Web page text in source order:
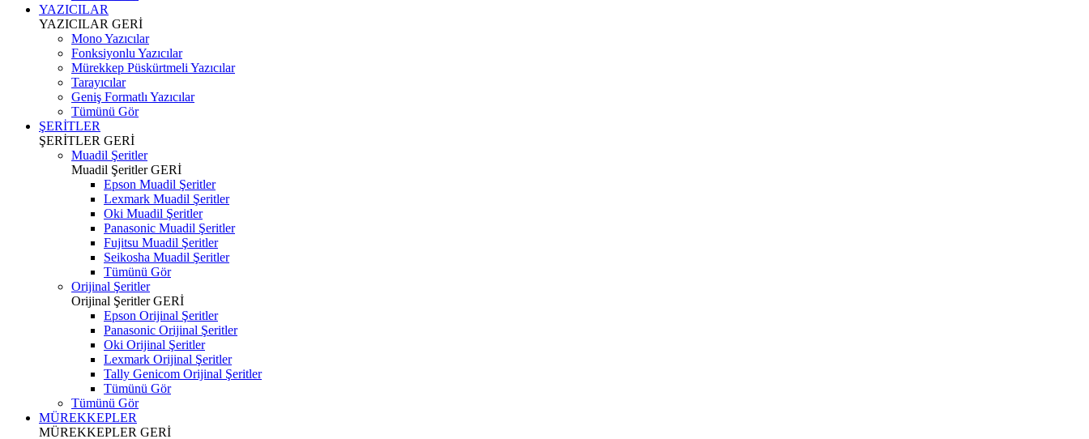
YAZICILAR
YAZICILAR GERİ
Mono Yazıcılar
Fonksiyonlu Yazıcılar
Mürekkep Püskürtmeli Yazıcılar
Tarayıcılar
Geniş Formatlı Yazıcılar
Tümünü Gör
ŞERİTLER
ŞERİTLER GERİ
Muadil Şeritler
Muadil ŞeritlerGERİ
Epson Muadil Şeritler
Lexmark Muadil Şeritler
Oki Muadil Şeritler
Panasonic Muadil Şeritler
Fujitsu Muadil Şeritler
Seikosha Muadil Şeritler
Tümünü Gör
Orijinal Şeritler
Orijinal ŞeritlerGERİ
Epson Orijinal Şeritler
Panasonic Orijinal Şeritler
Oki Orijinal Şeritler
Lexmark Orijinal Şeritler
Tally Genicom Orijinal Şeritler
Tümünü Gör
Tümünü Gör
MÜREKKEPLER
MÜREKKEPLER GERİ